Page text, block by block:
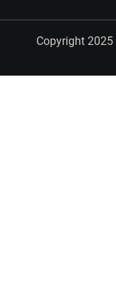
Copyright